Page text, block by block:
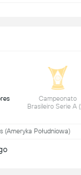
Campeonato
(Ameryka Południowa)